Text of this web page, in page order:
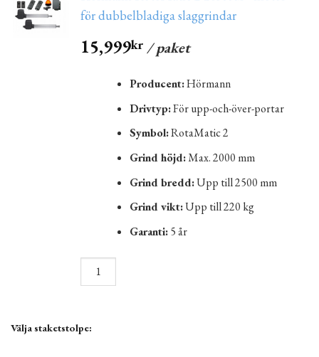
för dubbelbladiga slaggrindar
15,999kr / paket
Producent:Hörmann
Drivtyp:För upp-och-över-portar
Symbol:RotaMatic 2
Grind höjd:Max. 2000 mm
Grind bredd:Upp till 2500 mm
Grind vikt:Upp till 220 kg
Garanti:5 år
Välja staketstolpe: